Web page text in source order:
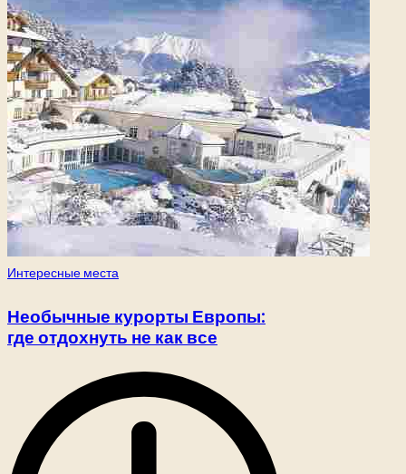
Опубликовано
Интересные места
Необычные курорты Европы:
где отдохнуть не как все